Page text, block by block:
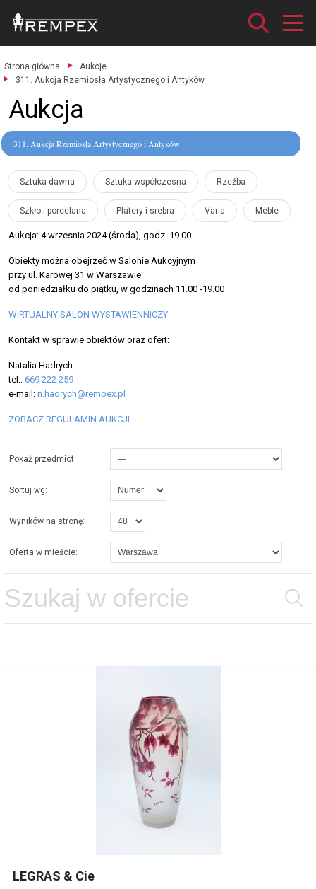
Strona główna
Aukcje
311. Aukcja Rzemiosła Artystycznego i Antyków
Aukcja
311. Aukcja Rzemiosła Artystycznego i Antyków
Sztuka dawna Sztuka współczesna Rzeźba
Szkło i porcelana Platery i srebra Varia Meble
Aukcja: 4 wrzesnia 2024 (środa), godz. 19.00
Obiekty można obejrzeć w Salonie Aukcyjnym
przy ul. Karowej 31 w Warszawie
od poniedziałku do piątku, w godzinach 11.00 -19.00
WIRTUALNY SALON WYSTAWIENNICZY
Kontakt w sprawie obiektów oraz ofert:
Natalia Hadrych:
tel.: 669 222 259
e-mail: n.hadrych@rempex.pl
ZOBACZ REGULAMIN AUKCJI
Pokaż przedmiot:
Sortuj wg:
Wyników na stronę:
Oferta w mieście:
LEGRAS & Cie